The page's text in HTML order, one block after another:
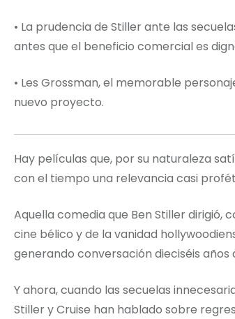
• La prudencia de Stiller ante las
antes que el beneficio comercial es
• Les Grossman, el memorable
nuevo proyecto.
Hay películas que, por su naturaleza
con el tiempo una relevancia casi
Aquella comedia que Ben Stiller
cine bélico y de la vanidad
generando conversación dieciséis años
Y ahora, cuando las secuelas
Stiller y Cruise han hablado sobre